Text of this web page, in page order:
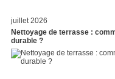
juillet 2026
Nettoyage de terrasse :
durable ?